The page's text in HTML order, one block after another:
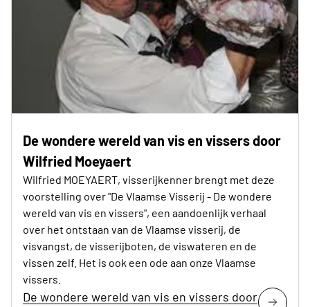
De wondere wereld van vis en vissers door
Wilfried Moeyaert
Wilfried MOEYAERT, visserijkenner brengt met deze
voorstelling over "De Vlaamse Visserij - De wondere
wereld van vis en vissers", een aandoenlijk verhaal
over het ontstaan van de Vlaamse visserij, de
visvangst, de visserijboten, de viswateren en de
vissen zelf. Het is ook een ode aan onze Vlaamse
vissers.
De wondere wereld van vis en vissers door